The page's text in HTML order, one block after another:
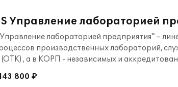
Управление лабораторией
лабораторией предприятия" –
производственных лабораторий,
(ОТК) , а в КОРП - независимых и
800 ₽